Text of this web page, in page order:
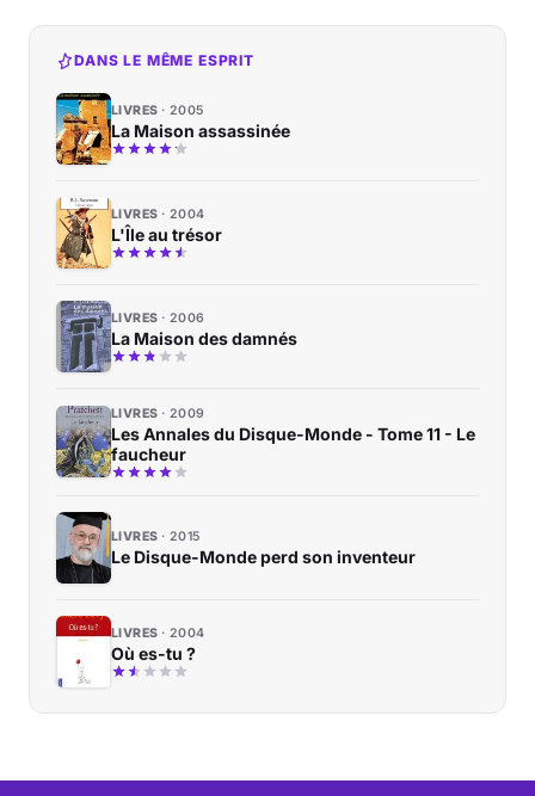
DANS LE MÊME ESPRIT
LIVRES 2005
La Maison assassinée
LIVRES 2004
L'Île au trésor
LIVRES 2006
La Maison des damnés
LIVRES 2009
Les Annales du Disque-Monde - Tome 11 - Le
faucheur
LIVRES 2015
Le Disque-Monde perd son inventeur
LIVRES 2004
Où es-tu ?